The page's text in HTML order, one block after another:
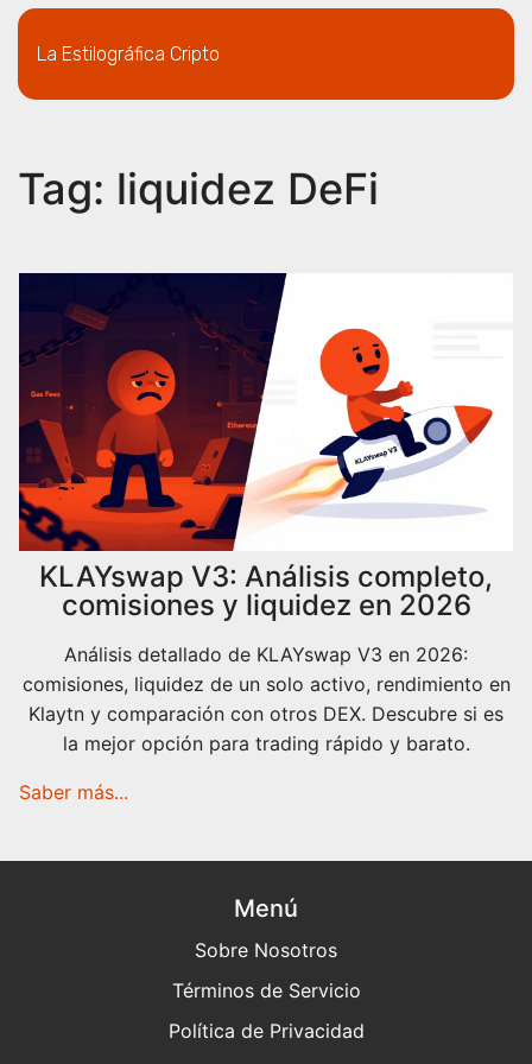
La Estilográfica Cripto
Tag: liquidez DeFi
KLAYswap V3: Análisis completo,
comisiones y liquidez en 2026
Análisis detallado de KLAYswap V3 en 2026:
comisiones, liquidez de un solo activo, rendimiento en
Klaytn y comparación con otros DEX. Descubre si es
la mejor opción para trading rápido y barato.
Saber más...
Menú
Sobre Nosotros
Términos de Servicio
Política de Privacidad